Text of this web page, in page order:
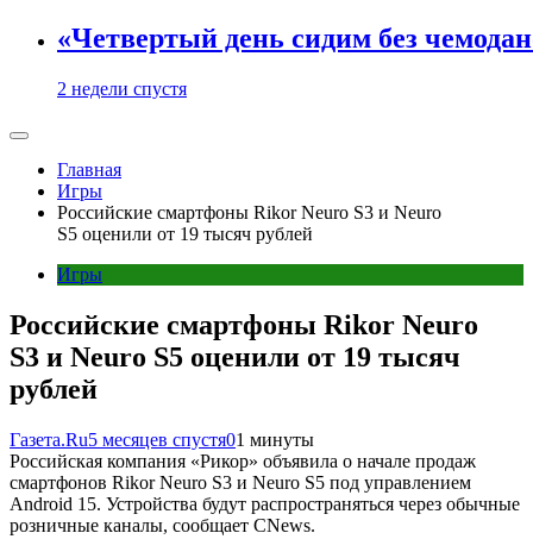
«Четвертый день сидим без
2 недели спустя
Главная
Игры
Российские смартфоны Rikor Neuro S3 и Neuro
S5 оценили от 19 тысяч рублей
Игры
Российские смартфоны Rikor Neuro
S3 и Neuro S5 оценили от 19 тысяч
рублей
Газета.Ru5 месяцев спустя01 минуты
Российская компания «Рикор» объявила о начале продаж
смартфонов Rikor Neuro S3 и Neuro S5 под управлением
Android 15. Устройства будут распространяться через обычные
розничные каналы, сообщает CNews.